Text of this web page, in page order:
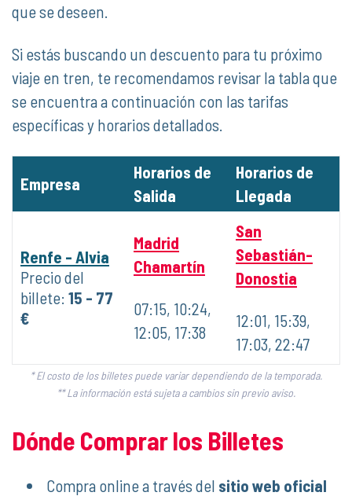
que se deseen.
Si estás buscando un descuento para tu próximo
viaje en tren, te recomendamos revisar la tabla que
se encuentra a continuación con las tarifas
específicas y horarios detallados.
Empresa
Horarios de
Salida
Horarios de
Llegada
Renfe - Alvia
Precio del
billete: 15 - 77
€
Madrid
Chamartín
07:15, 10:24,
12:05, 17:38
San
Sebastián-
Donostia
12:01, 15:39,
17:03, 22:47
* El costo de los billetes puede variar dependiendo de la temporada.
** La información está sujeta a cambios sin previo aviso.
Dónde Comprar los Billetes
Compra online a través del sitio web oficial